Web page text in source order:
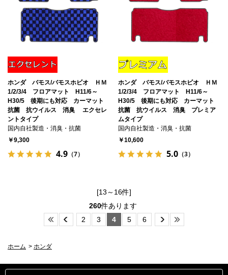
ホンダ バモス/バモスホビオ ＨＭ
1/2/3/4 フロアマット H11/6～
H30/5 後期にも対応 カーマット
抗菌 抗ウイルス 消臭 エクセレ
ントタイプ
国内自社製造・消臭・抗菌
￥9,300
4.9 （7）
ホンダ バモス/バモスホビオ ＨＭ
1/2/3/4 フロアマット H11/6～
H30/5 後期にも対応 カーマット
抗菌 抗ウイルス 消臭 プレミア
ムタイプ
国内自社製造・消臭・抗菌
￥10,600
5.0（3）
[13～16件]
260件あります
2
3 4 5 6
ホーム > ホンダ